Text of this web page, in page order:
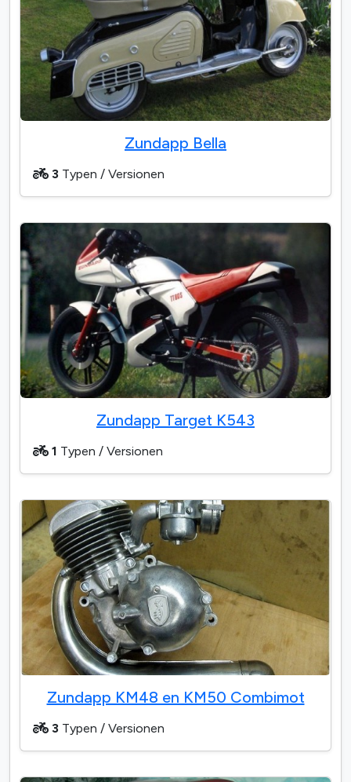
Zundapp Bella
3 Typen / Versionen
Zundapp Target K543
1 Typen / Versionen
Zundapp KM48 en KM50 Combimot
3 Typen / Versionen